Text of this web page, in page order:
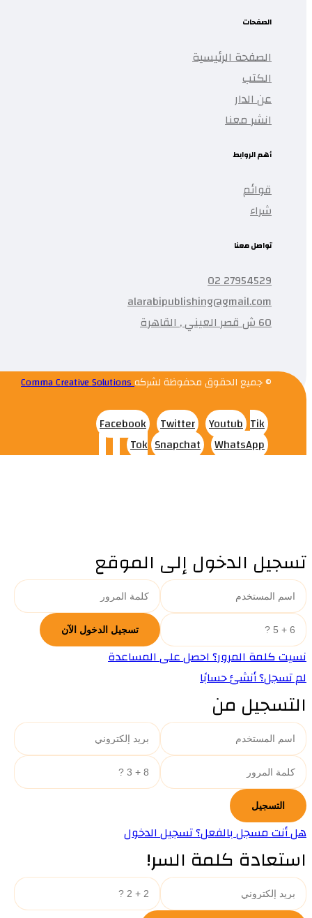
الصفحات
الصفحة الرئيسية
الكتب
عن الدار
انشر معنا
أهم الروابط
قوائم
شراء
تواصل معنا
27954529 02
alarabipublishing@gmail.com
60 ش قصر العيني , القاهرة
© جميع الحقوق محفوظة لشركهComma Creative Solutions
Facebook Twitter Youtub Tik
Tok Snapchat WhatsApp
تسجيل الدخول إلى الموقع
نسيت كلمة المرور؟ احصل على المساعدة
لم تسجل؟ أنشئ حسابًا
التسجيل من
هل أنت مسجل بالفعل؟ تسجيل الدخول
استعادة كلمة السر!